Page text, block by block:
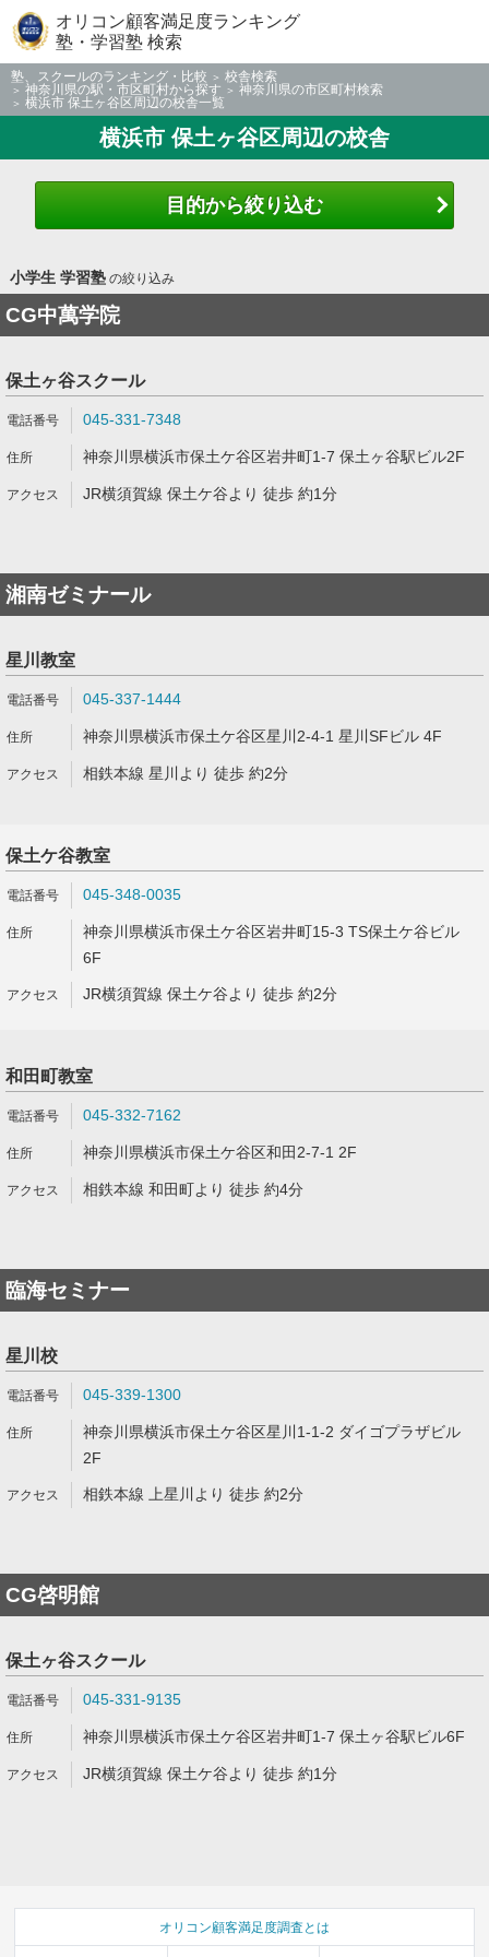
オリコン顧客満足度ランキング
塾・学習塾 検索
塾、スクールのランキング・比較
校舎検索
神奈川県の駅・市区町村から探す
神奈川県の市区町村検索
横浜市 保土ヶ谷区周辺の校舎一覧
横浜市 保土ヶ谷区周辺の校舎
目的から絞り込む
小学生 学習塾の絞り込み
CG中萬学院
保土ヶ谷スクール
045-331-7348
神奈川県横浜市保土ケ谷区岩井町1-7 保土ヶ谷駅ビル2F
JR横須賀線 保土ケ谷より 徒歩 約1分
湘南ゼミナール
星川教室
045-337-1444
神奈川県横浜市保土ケ谷区星川2-4-1 星川SFビル 4F
相鉄本線 星川より 徒歩 約2分
保土ケ谷教室
045-348-0035
神奈川県横浜市保土ケ谷区岩井町15-3 TS保土ケ谷ビル
6F
JR横須賀線 保土ケ谷より 徒歩 約2分
和田町教室
045-332-7162
神奈川県横浜市保土ケ谷区和田2-7-1 2F
相鉄本線 和田町より 徒歩 約4分
臨海セミナー
星川校
045-339-1300
神奈川県横浜市保土ケ谷区星川1-1-2 ダイゴプラザビル
2F
相鉄本線 上星川より 徒歩 約2分
CG啓明館
保土ヶ谷スクール
045-331-9135
神奈川県横浜市保土ケ谷区岩井町1-7 保土ヶ谷駅ビル6F
JR横須賀線 保土ケ谷より 徒歩 約1分
オリコン顧客満足度調査とは